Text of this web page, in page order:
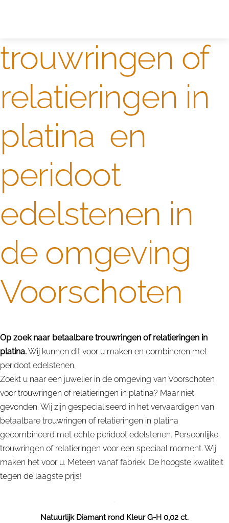
trouwringen of
relatieringen in
platina en
peridoot
edelstenen in
de omgeving
Voorschoten
Op zoek naar betaalbare trouwringen of relatieringen in
platina.Wij kunnen dit voor u maken en combineren met
peridoot edelstenen.
Zoekt u naar een juwelier in de omgeving van Voorschoten
voor trouwringen of relatieringen in platina? Maar niet
gevonden. Wij zijn gespecialiseerd in het vervaardigen van
betaalbare trouwringen of relatieringen in platina
gecombineerd met echte peridoot edelstenen. Persoonlijke
trouwringen of relatieringen voor een speciaal moment. Wij
maken het voor u. Meteen vanaf fabriek. De hoogste kwaliteit
tegen de laagste prijs!
Natuurlijk Diamant rond Kleur G-H 0,02 ct.